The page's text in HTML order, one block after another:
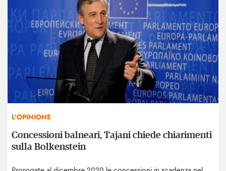
L'OPINIONE
Concessioni balneari, Tajani chiede chiarimenti
sulla Bolkenstein